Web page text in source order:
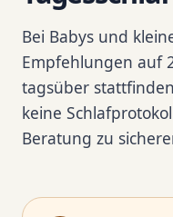
Bei Babys und
Empfehlungen auf
tagsüber
keine
Beratung zu